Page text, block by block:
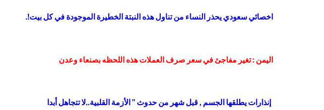
اخصائي سعودي يحذر النساء من تناول هذه النبتة الخطيرة الموجودة في كل بيت!.
اليمن : تغير مفاجئ في سعر صرف العملات هذه اللحظه بصنعاء وعدن
إنذارات يطلقها الجسم , قبل شهر من حدوث ” الأزمة القلبية..لا تتجاهل أبدا